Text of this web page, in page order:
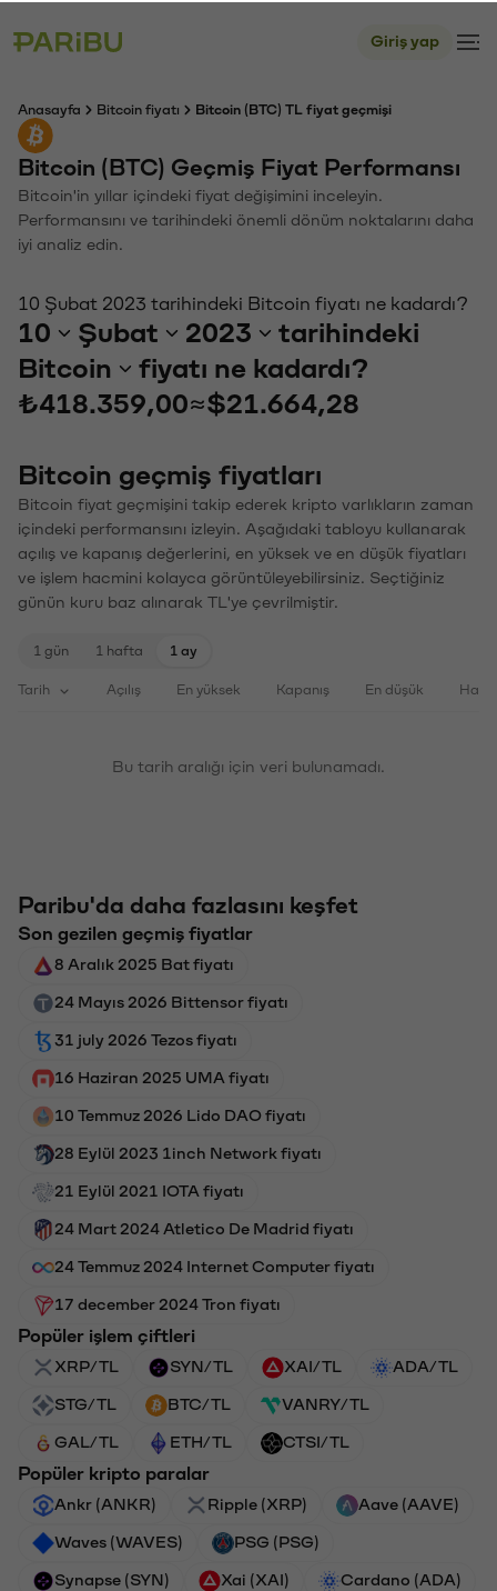
Giriş yap
Anasayfa Bitcoin fiyatı Bitcoin (BTC) TL fiyat geçmişi
Bitcoin (BTC) Geçmiş Fiyat Performansı
Bitcoin'in yıllar içindeki fiyat değişimini inceleyin.
Performansını ve tarihindeki önemli dönüm noktalarını daha
iyi analiz edin.
10 Şubat 2023 tarihindeki Bitcoin fiyatı ne kadardı?
10 Şubat 2023
tarihindeki
Bitcoin
fiyatı ne kadardı?
₺418.359,00≈$21.664,28
Bitcoin geçmiş fiyatları
Bitcoin fiyat geçmişini takip ederek kripto varlıkların zaman
içindeki performansını izleyin. Aşağıdaki tabloyu kullanarak
açılış ve kapanış değerlerini, en yüksek ve en düşük fiyatları
ve işlem hacmini kolayca görüntüleyebilirsiniz. Seçtiğiniz
günün kuru baz alınarak TL'ye çevrilmiştir.
1 gün 1 hafta 1 ay
Tarih Açılış En yüksek Kapanış En düşük
Bu tarih aralığı için veri bulunamadı.
Paribu'da daha fazlasını keşfet
Son gezilen geçmiş fiyatlar
8 Aralık 2025 Bat fiyatı
24 Mayıs 2026 Bittensor fiyatı
31 july 2026 Tezos fiyatı
16 Haziran 2025 UMA fiyatı
10 Temmuz 2026 Lido DAO fiyatı
28 Eylül 2023 1inch Network fiyatı
21 Eylül 2021 IOTA fiyatı
24 Mart 2024 Atletico De Madrid fiyatı
24 Temmuz 2024 Internet Computer fiyatı
17 december 2024 Tron fiyatı
Popüler işlem çiftleri
XRP/TL SYN/TL XAI/TL ADA/TL
STG/TL BTC/TL VANRY/TL
GAL/TL ETH/TL CTSI/TL
Popüler kripto paralar
Ankr (ANKR) Ripple (XRP) Aave (AAVE)
Waves (WAVES) PSG (PSG)
Synapse (SYN) Xai (XAI) Cardano (ADA)